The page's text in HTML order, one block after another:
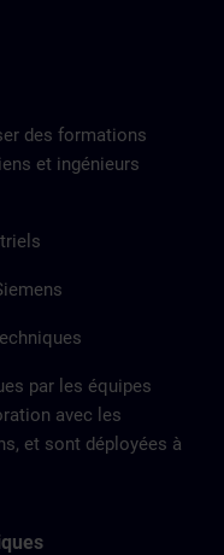
des formations
et ingénieurs
par les équipes
avec les
et sont déployées à